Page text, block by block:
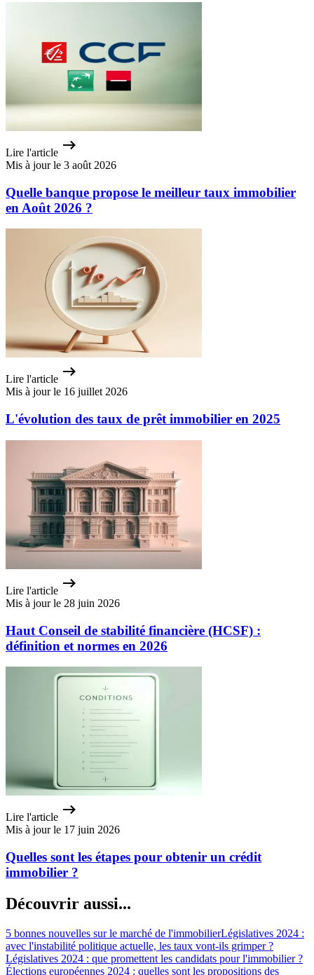
Lire l'article
Mis à jour le 3 août 2026
Quelle banque propose le meilleur taux immobilier
en Août 2026 ?
Lire l'article
Mis à jour le 16 juillet 2026
L'évolution des taux de prêt immobilier en 2025
Lire l'article
Mis à jour le 28 juin 2026
Haut Conseil de stabilité financière (HCSF) :
définition et normes en 2026
Lire l'article
Mis à jour le 17 juin 2026
Quelles sont les étapes pour obtenir un crédit
immobilier ?
Découvrir aussi...
5 bonnes nouvelles sur le marché de l'immobilierLégislatives 2024 :
avec l'instabilité politique actuelle, les taux vont-ils grimper ?
Législatives 2024 : que promettent les candidats pour l'immobilier ?
Élections européennes 2024 : quelles sont les propositions des